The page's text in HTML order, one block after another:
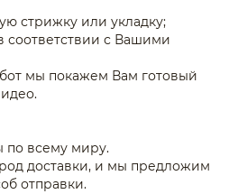
стрижку или укладку;
соответствии с Вашими
мы покажем Вам готовый
по всему миру.
доставки, и мы предложим
отправки.